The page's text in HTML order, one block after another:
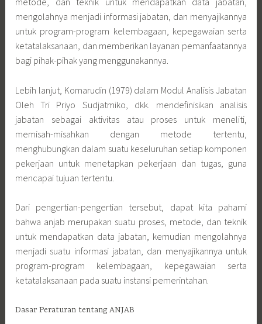
mengolahnya menjadi informasi jabatan, dan menyajikannya
untuk program-program kelembagaan, kepegawaian serta
ketatalaksanaan, dan memberikan layanan pemanfaatannya
bagi pihak-pihak yang menggunakannya.
Lebih lanjut, Komarudin (1979) dalam Modul Analisis Jabatan
Oleh Tri Priyo Sudjatmiko, dkk. mendefinisikan analisis
jabatan sebagai aktivitas atau proses untuk meneliti,
memisah-misahkan dengan metode tertentu,
menghubungkan dalam suatu keseluruhan setiap komponen
pekerjaan untuk menetapkan pekerjaan dan tugas, guna
mencapai tujuan tertentu.
Dari pengertian-pengertian tersebut, dapat kita pahami
bahwa anjab merupakan suatu proses, metode, dan teknik
untuk mendapatkan data jabatan, kemudian mengolahnya
menjadi suatu informasi jabatan, dan menyajikannya untuk
program-program kelembagaan, kepegawaian serta
ketatalaksanaan pada suatu instansi pemerintahan.
Dasar Peraturan tentang ANJAB